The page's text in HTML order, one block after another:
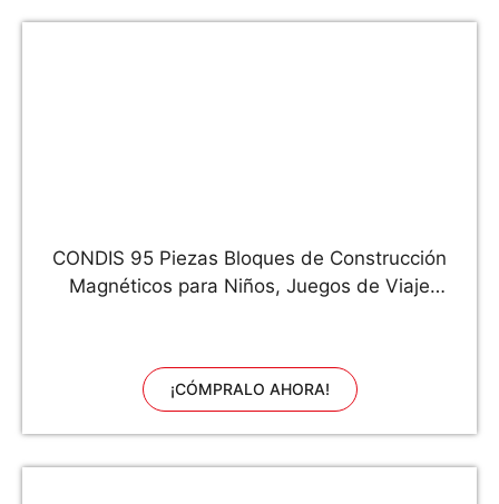
CONDIS 95 Piezas Bloques de Construcción
Magnéticos para Niños, Juegos de Viaje
Niñas de 2 3 4 5 6 7 8 Años Infantil
¡CÓMPRALO AHORA!